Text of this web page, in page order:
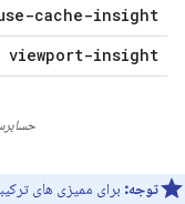
cache-insight
viewport-insight
توجه: برای ممیزی های